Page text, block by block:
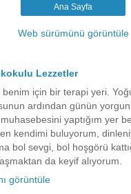
Ana Sayfa
Web sürümünü görüntüle
Lezzetler
benim için bir terapi yeri.
ardından günün
yaptığım yer
kendimi buluyorum,
bol sevgi, bol hoşgörü
da keyif alıyorum.
görüntüle